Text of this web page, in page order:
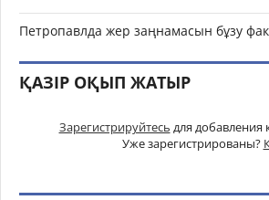
Петропавлда жер заңнамасын бұзу
ҚАЗІР ОҚЫП ЖАТЫР
Зарегистрируйтесь для
Уже зарегистрированы?